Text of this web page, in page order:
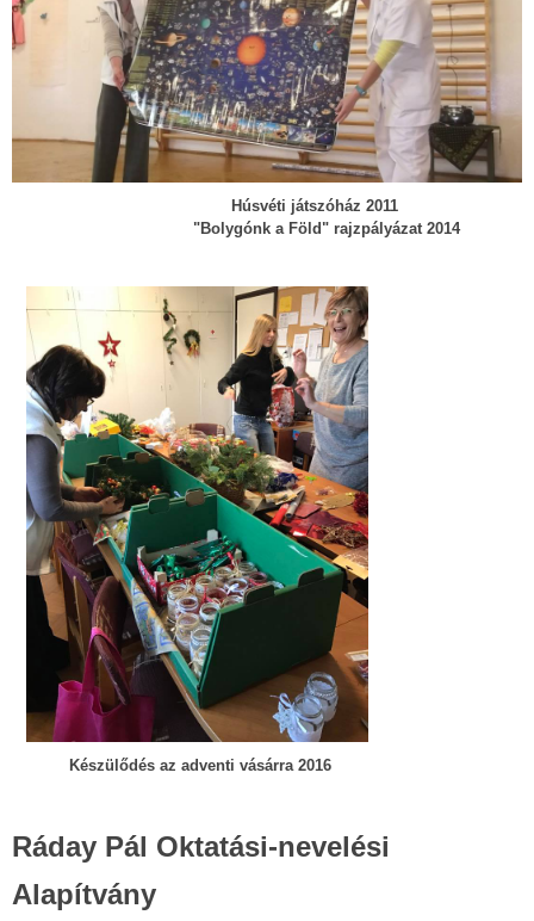
Húsvéti játszóház 2011
"Bolygónk a Föld" rajzpályázat 2014
Készülődés az adventi vásárra 2016
Ráday Pál Oktatási-nevelési
Alapítvány